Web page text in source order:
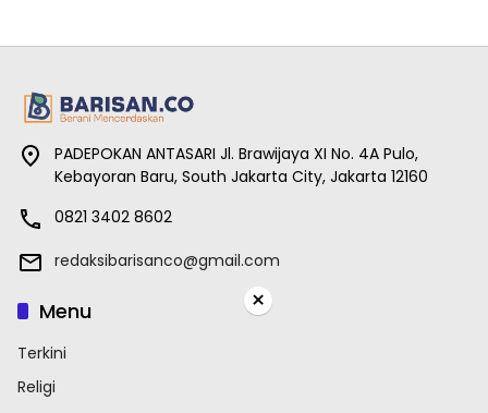
PADEPOKAN ANTASARI Jl. Brawijaya XI No. 4A Pulo,
Kebayoran Baru, South Jakarta City, Jakarta 12160
0821 3402 8602
redaksibarisanco@gmail.com
Menu
Terkini
Religi
×